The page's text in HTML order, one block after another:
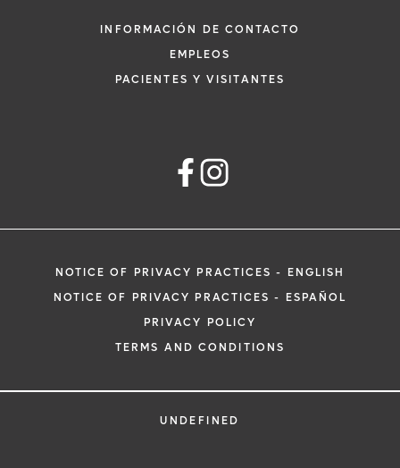
información médica por correo
Orlando Health y sus afiliados.
INFORMACIÓN DE CONTACTO
EMPLEOS
PACIENTES Y VISITANTES
NOTICE OF PRIVACY PRACTICES - ENGLISH
NOTICE OF PRIVACY PRACTICES - ESPAÑOL
PRIVACY POLICY
TERMS AND CONDITIONS
UNDEFINED